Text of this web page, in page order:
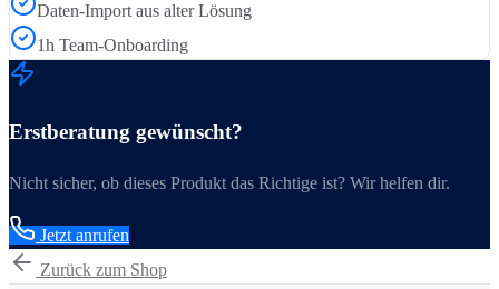
Daten-Import aus alter Lösung
1h Team-Onboarding
Erstberatung gewünscht?
Nicht sicher, ob dieses Produkt das Richtige ist? Wir helfen dir.
Jetzt anrufen
Zurück zum Shop